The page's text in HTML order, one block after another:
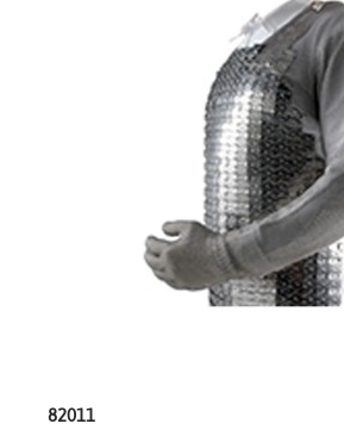
82011